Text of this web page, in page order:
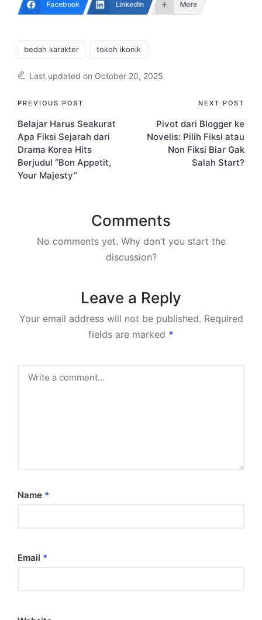
Facebook LinkedIn More
bedah karakter tokoh ikonik
Last updated on October 20, 2025
Post
navigation
PREVIOUS POST
Belajar Harus Seakurat
Apa Fiksi Sejarah dari
Drama Korea Hits
Berjudul “Bon Appetit,
Your Majesty”
NEXT POST
Pivot dari Blogger ke
Novelis: Pilih Fiksi atau
Non Fiksi Biar Gak
Salah Start?
Comments
No comments yet. Why don’t you start the
discussion?
Leave a Reply
Your email address will not be published. Required
fields are marked *
Name *
Email *